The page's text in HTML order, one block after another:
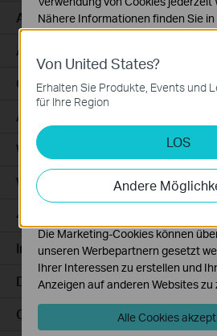
Access
Access Pro
GPON
Agile
Wired Gateways
WiFi Gateways
4G/5G WiFi Gateways
Integrated Gateways
DSL Gateways
Cloud-Based
Von United States?
Erhalten Sie Produkte, Events und
für Ihre Region
LOS
Andere
Nähere Informationen finden Sie in
Datenschutzhinweisen.
Notwendige Cookies
Diese Cookies sind zur Funktion der
erforderlich und können in Ihren
Analyse- und Marketing-Cookies
Analyse-Cookies ermöglichen es
auf unserer Website zu analysieren,
Funktionsweise unserer Website zu
Die Marketing-Cookies können
unseren Werbepartnern gesetzt
Ihrer Interessen zu erstellen und
Anzeigen auf anderen Websites zu
Alle Cookies